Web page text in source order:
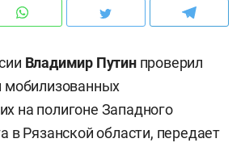
Владимир Путинпроверил
мобилизованных
на полигоне Западного
в Рязанской области, передает